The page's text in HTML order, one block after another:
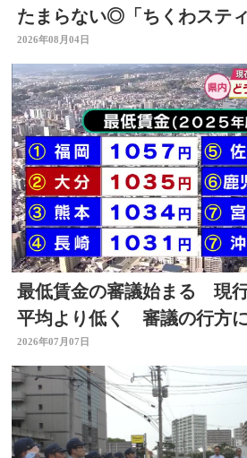
たまらない◎「ちくわステ
キッチン別府ちゃん～
2026年08月04日
最低賃金の審議始まる 現
平均より低く 審議の行方
2026年07月07日